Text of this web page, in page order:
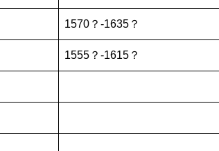
1570？-1635？
1555？-1615？